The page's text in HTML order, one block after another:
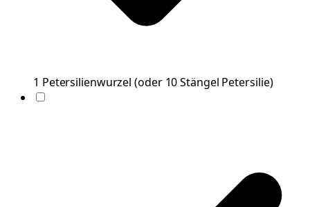
1 Petersilienwurzel (oder 10 Stängel Petersilie)